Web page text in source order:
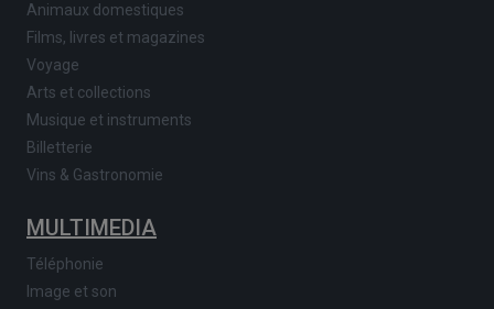
Animaux domestiques
Films, livres et magazines
Voyage
Arts et collections
Musique et instruments
Billetterie
Vins & Gastronomie
MULTIMEDIA
Téléphonie
Image et son